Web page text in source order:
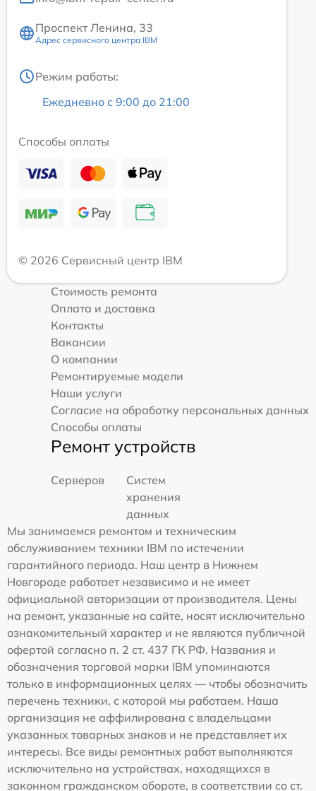
Проспект Ленина, 33
Адрес сервисного центра IBM
Режим работы:
Ежедневно с 9:00 до 21:00
Способы оплаты
© 2026 Сервисный центр IBM
Стоимость ремонта
Оплата и доставка
Контакты
Вакансии
О компании
Ремонтируемые модели
Наши услуги
Согласие на обработку персональных данных
Способы оплаты
Ремонт устройств
Серверов
Систем
хранения
данных
Мы занимаемся ремонтом и техническим
обслуживанием техники IBM по истечении
гарантийного периода. Наш центр в Нижнем
Новгороде работает независимо и не имеет
официальной авторизации от производителя. Цены
на ремонт, указанные на сайте, носят исключительно
ознакомительный характер и не являются публичной
офертой согласно п. 2 ст. 437 ГК РФ. Названия и
обозначения торговой марки IBM упоминаются
только в информационных целях — чтобы обозначить
перечень техники, с которой мы работаем. Наша
организация не аффилирована с владельцами
указанных товарных знаков и не представляет их
интересы. Все виды ремонтных работ выполняются
исключительно на устройствах, находящихся в
законном гражданском обороте, в соответствии со ст.